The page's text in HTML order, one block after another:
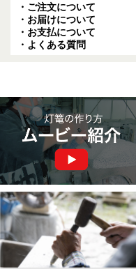
・ご注文について
・お届けについて
・お支払について
・よくある質問